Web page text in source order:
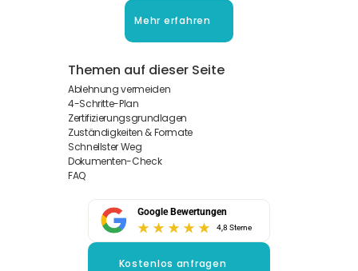
Mehr erfahren
Themen auf dieser Seite
Ablehnung vermeiden
4-Schritte-Plan
Zertifizierungsgrundlagen
Zuständigkeiten & Formate
Schnellster Weg
Dokumenten-Check
FAQ
Google Bewertungen
4,8 Sterne
Kostenlos anfragen